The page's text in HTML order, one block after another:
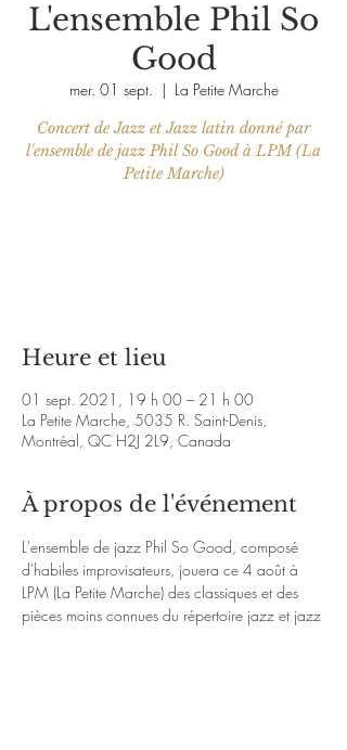
L'ensemble Phil So
Good
mer. 01 sept.
  |
La Petite Marche
Concert de Jazz et Jazz latin donné par
l'ensemble de jazz Phil So Good à LPM (La
Petite Marche)
Heure et lieu
01 sept. 2021, 19 h 00 – 21 h 00
La Petite Marche, 5035 R. Saint-Denis,
Montréal, QC H2J 2L9, Canada
À propos de l'événement
L'ensemble de jazz Phil So Good, composé
d'habiles improvisateurs, jouera ce 4 août à
LPM (La Petite Marche) des classiques et des
pièces moins connues du répertoire jazz et jazz